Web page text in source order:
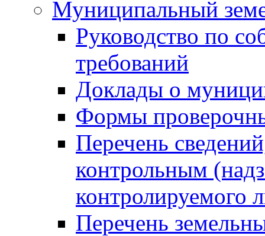
Муниципальный
Руководство по
требований
Доклады о
Формы
Перечень
контрольным
контролируемого
Перечень